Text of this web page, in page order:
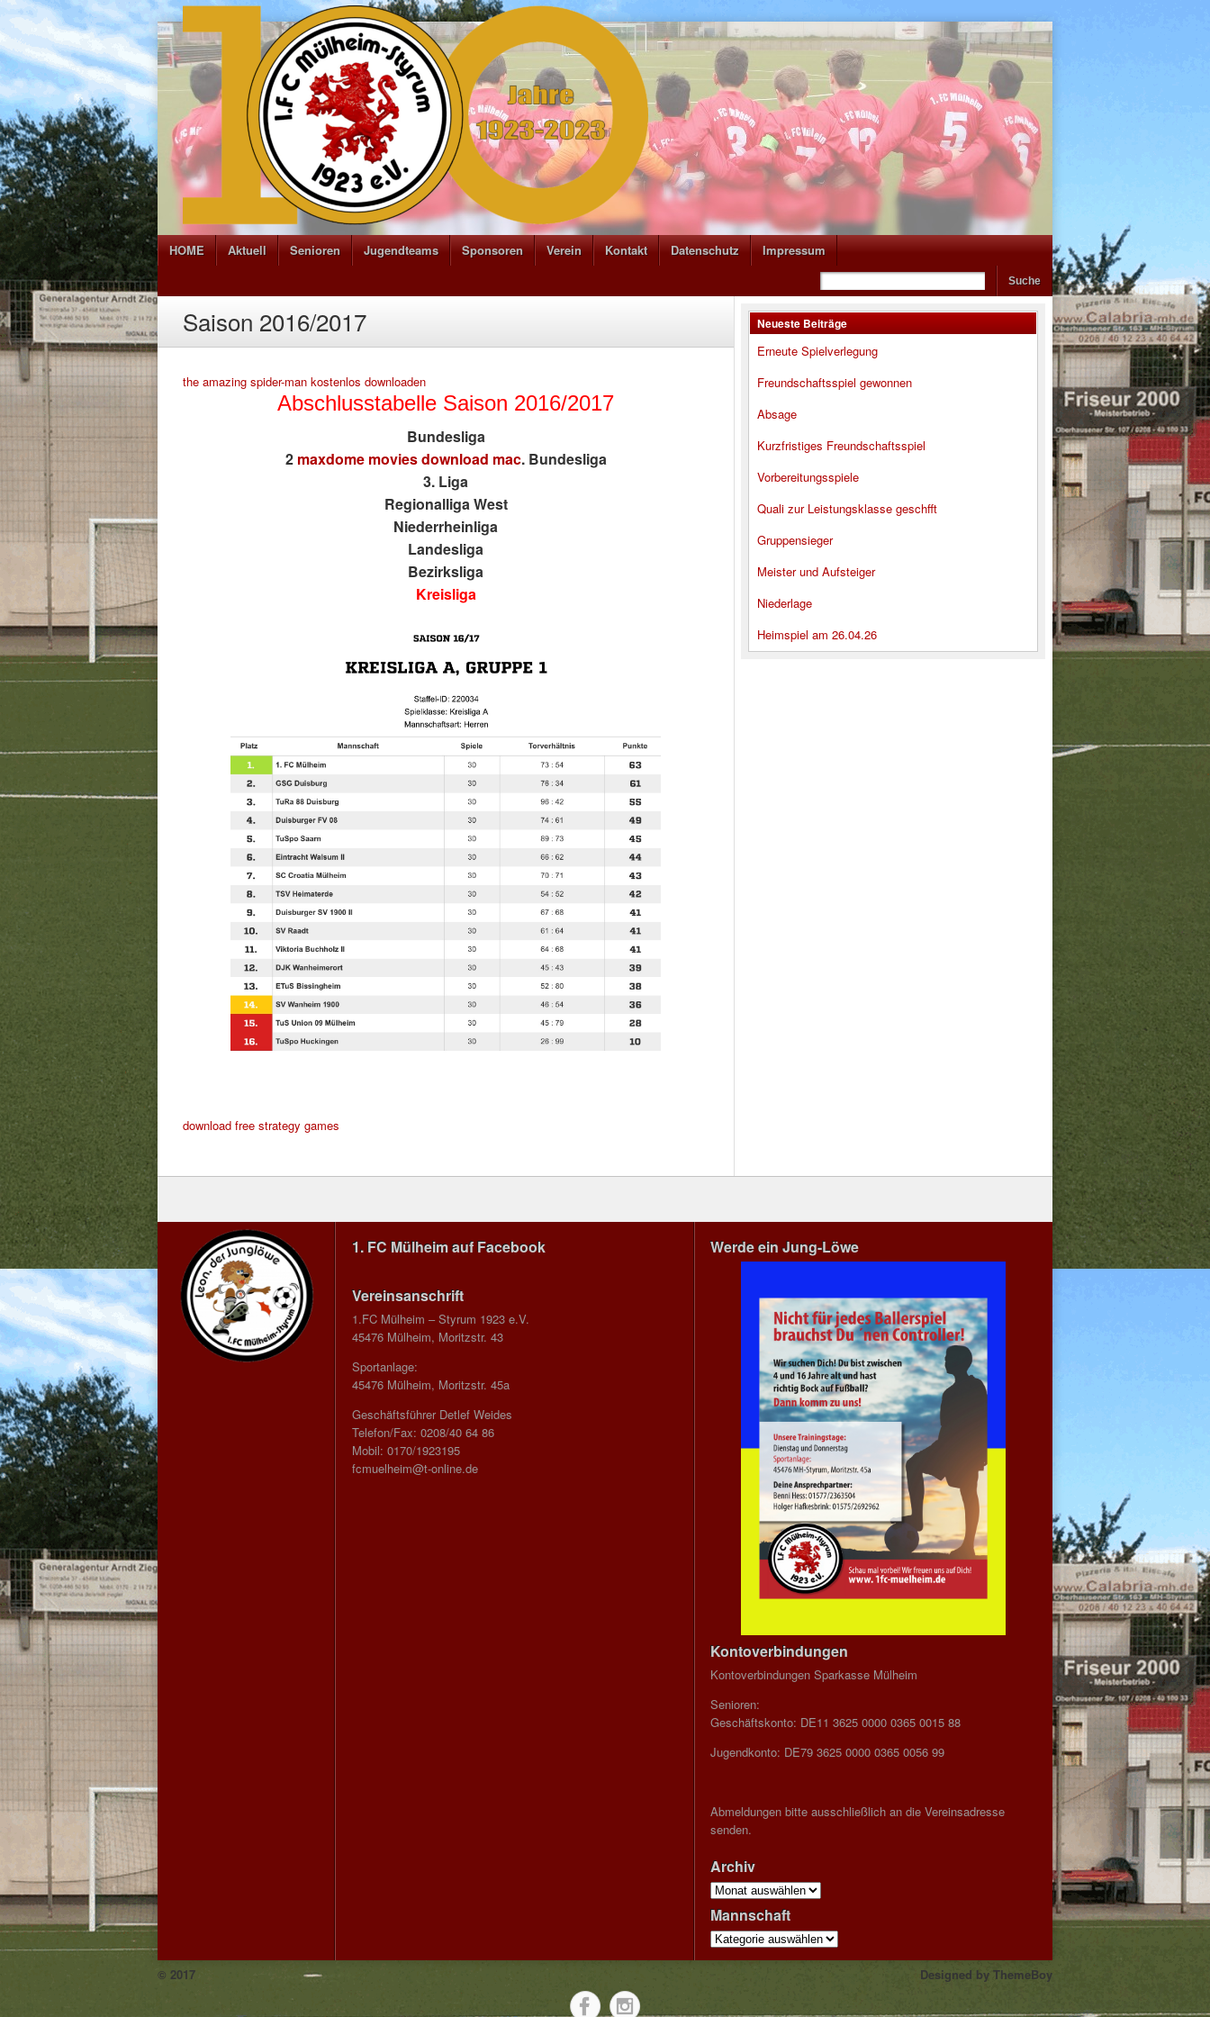
HOME Aktuell Senioren Jugendteams Sponsoren Verein Kontakt Datenschutz Impressum
Saison 2016/2017
the amazing spider-man kostenlos downloaden
Abschlusstabelle Saison 2016/2017
Bundesliga
2 maxdome movies download mac. Bundesliga
3. Liga
Regionalliga West
Niederrheinliga
Landesliga
Bezirksliga
Kreisliga
download free strategy games
Neueste Beiträge
Erneute Spielverlegung
Freundschaftsspiel gewonnen
Absage
Kurzfristiges Freundschaftsspiel
Vorbereitungsspiele
Quali zur Leistungsklasse geschfft
Gruppensieger
Meister und Aufsteiger
Niederlage
Heimspiel am 26.04.26
1. FC Mülheim auf Facebook
Vereinsanschrift
1.FC Mülheim – Styrum 1923 e.V.
45476 Mülheim, Moritzstr. 43
Sportanlage:
45476 Mülheim, Moritzstr. 45a
Geschäftsführer Detlef Weides
Telefon/Fax: 0208/40 64 86
Mobil: 0170/1923195
fcmuelheim@t-online.de
Werde ein Jung-Löwe
Kontoverbindungen
Kontoverbindungen Sparkasse Mülheim
Senioren:
Geschäftskonto: DE11 3625 0000 0365 0015 88
Jugendkonto: DE79 3625 0000 0365 0056 99
Abmeldungen bitte ausschließlich an die Vereinsadresse
senden.
Archiv
Archiv
Mannschaft
Mannschaft
© 2017 Designed by ThemeBoy